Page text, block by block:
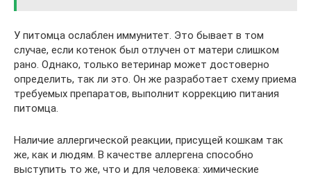
У питомца ослаблен иммунитет. Это бывает в том
случае, если котенок был отлучен от матери слишком
рано. Однако, только ветеринар может достоверно
определить, так ли это. Он же разработает схему приема
требуемых препаратов, выполнит коррекцию питания
питомца.
Наличие аллергической реакции, присущей кошкам так
же, как и людям. В качестве аллергена способно
выступить то же, что и для человека: химические